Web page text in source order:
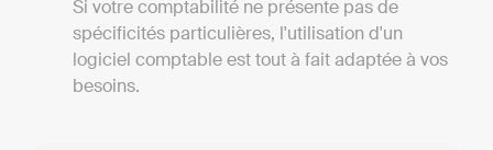
Si votre comptabilité ne présente pas de
spécificités particulières, l'utilisation d'un
logiciel comptable est tout à fait adaptée à vos
besoins.